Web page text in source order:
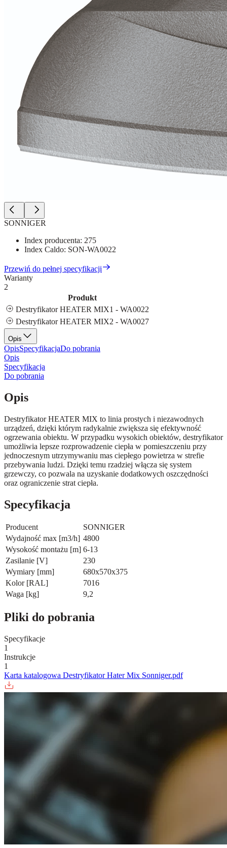
SONNIGER
Index producenta: 275
Index Caldo: SON-WA0022
Przewiń do pełnej specyfikacji
Warianty
2
Produkt
Destryfikator HEATER MIX1 - WA0022
Destryfikator HEATER MIX2 - WA0027
Opis
OpisSpecyfikacjaDo pobrania
Opis
Specyfikacja
Do pobrania
Opis
Destryfikator HEATER MIX to linia prostych i niezawodnych
urządzeń, dzięki którym radykalnie zwiększa się efektywność
ogrzewania obiektu. W przypadku wysokich obiektów, destryfikator
umożliwia lepsze rozprowadzenie ciepła w pomieszczeniu przy
jednoczesnym utrzymywaniu mas ciepłego powietrza w strefie
przebywania ludzi. Dzięki temu rzadziej włącza się system
grzewczy, co pozwala na uzyskanie dodatkowych oszczędności
oraz ograniczenie strat ciepła.
Specyfikacja
Producent
SONNIGER
Wydajność max [m3/h] 4800
Wysokość montażu [m] 6-13
Zasilanie [V]
230
Wymiary [mm]
680x570x375
Kolor [RAL]
7016
Waga [kg]
9,2
Pliki do pobrania
Specyfikacje
1
Instrukcje
1
Karta katalogowa Destryfikator Hater Mix Sonniger.pdf